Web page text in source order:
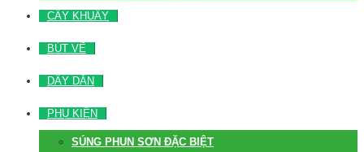
CÂY KHUẤY
BÚT VẼ
DÂY DẪN
PHỤ KIỆN
SÚNG PHUN SƠN ĐẶC BIỆT